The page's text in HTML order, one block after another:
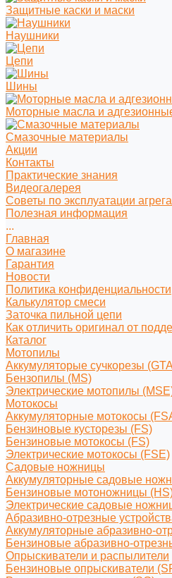
Защитные каски и маски
Наушники
Цепи
Шины
Моторные масла и
Смазочные материалы
Акции
Контакты
Практические знания
Видеогалерея
Советы по эксплуатации
Полезная информация
...
Главная
О магазине
Гарантия
Новости
Политика конфиденциальности
Калькулятор смеси
Заточка пильной цепи
Как отличить оригинал от
Каталог
Мотопилы
Аккумуляторые сучкорезы
Бензопилы (MS)
Электрические мотопилы
Мотокосы
Аккумуляторные мотокосы
Бензиновые кусторезы (FS)
Бензиновые мотокосы (FS)
Электрические мотокосы (FSE)
Садовые ножницы
Аккумуляторные садовые
Бензиновые мотоножницы
Электрические садовые
Абразивно-отрезные
Аккумуляторные абразивно-
Бензиновые абразивно-
Опрыскиватели и распылители
Бензиновые опрыскиватели